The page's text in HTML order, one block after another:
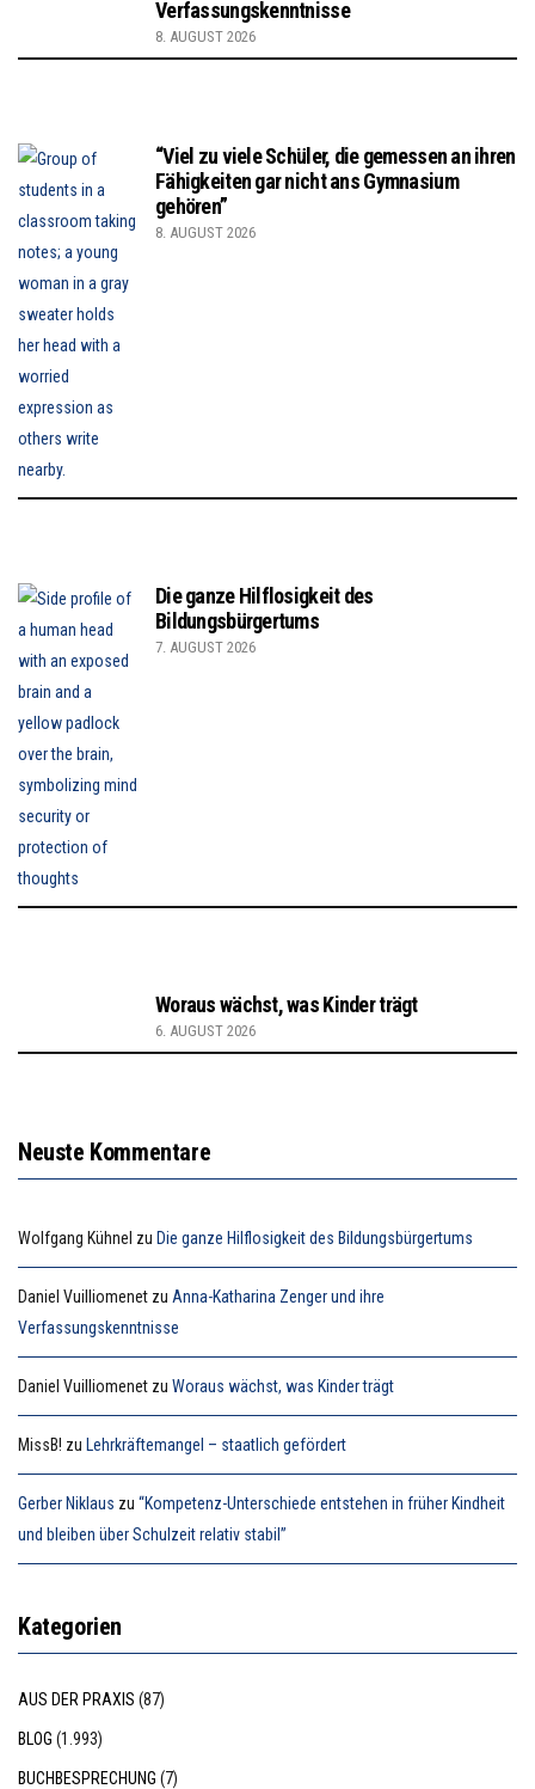
Verfassungskenntnisse
8. AUGUST 2026
“Viel zu viele Schüler, die gemessen an ihren
Fähigkeiten gar nicht ans Gymnasium
gehören”
8. AUGUST 2026
Die ganze Hilflosigkeit des
Bildungsbürgertums
7. AUGUST 2026
Woraus wächst, was Kinder trägt
6. AUGUST 2026
Neuste Kommentare
Wolfgang Kühnel zu Die ganze Hilflosigkeit des Bildungsbürgertums
Daniel Vuilliomenet zu Anna-Katharina Zenger und ihre
Verfassungskenntnisse
Daniel Vuilliomenet zu Woraus wächst, was Kinder trägt
MissB! zu Lehrkräftemangel – staatlich gefördert
Gerber Niklaus zu “Kompetenz-Unterschiede entstehen in früher Kindheit
und bleiben über Schulzeit relativ stabil”
Kategorien
AUS DER PRAXIS (87)
BLOG (1.993)
BUCHBESPRECHUNG (7)